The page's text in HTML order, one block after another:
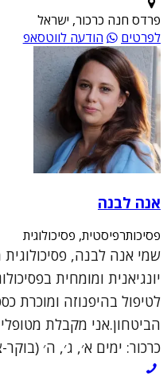
פרדס חנה כרכור, ישראל
לפרטים
הודעה לווטסאפ
אנה לבנה
פסיכותרפיסטית, פסיכולוגית
שמי אנה לבנה,
יונגיאנית ומומחית
לטיפול בהיפנוזה ומוכרת
הביטחון.אני מקבלת
כרכור: ימים א׳, ג׳, ה׳